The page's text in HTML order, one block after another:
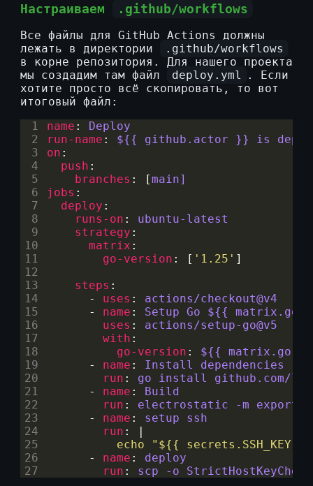
Настраиваем .github/workflows
Все файлы для GitHub Actions должны
лежать в директории
.github/workflows
в корне репозитория. Для нашего проекта
мы создадим там файл
deploy.yml
. Если
хотите просто всё скопировать, то вот
итоговый файл:
1
name :
Deploy
2
run-name :
${{ github.actor }} is
3
on :
4
push :
5
branches : [main]
6
jobs :
7
deploy :
8
runs-on :
ubuntu-latest
9
strategy :
10
matrix :
11
go-version : [ '1.25' ]
12
13
steps :
14
- uses :
actions/checkout@v4
15
- name :
Setup Go ${{
16
uses :
actions/setup-go@v5
17
with :
18
go-version :
${{ matrix.go-
19
- name :
Install dependencies
20
run :
go install github.com/
21
- name :
Build
22
run :
electrostatic -m export
23
- name :
setup ssh
24
run :
|
25
echo "${{ secrets.SSH_KEY
26
- name :
deploy
27
run : scp -o